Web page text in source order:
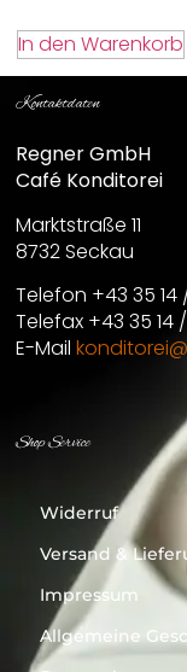
In den Warenkorb
Kontaktdaten
Regner GmbH
Café Konditorei
Marktstraße 11
8732 Seckau
Telefon +43 35 14
Telefax +43 35 14
E-Mail
Shop Service
Widerruf
Versand &
Impressum
Allgemeine